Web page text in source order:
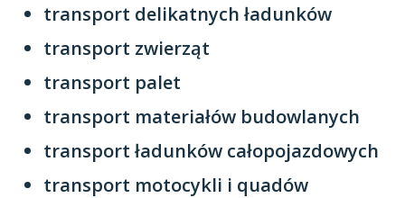
transport delikatnych ładunków
transport zwierząt
transport palet
transport materiałów budowlanych
transport ładunków całopojazdowych
transport motocykli i quadów